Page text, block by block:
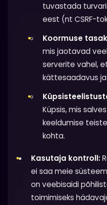
tuvastada
eest (nt CSRF-
Koormuse
mis jaotavad
serverite vahel,
kättesaadavus
Küpsis, mis
keeldumise
kohta.
Kasutaja kontroll:
ei saa meie
on veebisaidi
toimimiseks